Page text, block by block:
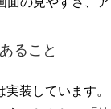
ること
実装しています